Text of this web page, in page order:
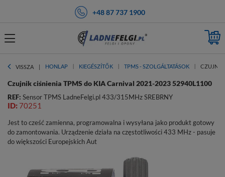
+48 87 737 1900
VISSZA HONLAP KIEGÉSZÍTŐK TPMS - SZOLGÁLTATÁSOK CZUJNIK
Czujnik ciśnienia TPMS do KIA Carnival 2021-2023 52940L1100
REF: Sensor TPMS LadneFelgi.pl 433/315MHz SREBRNY
ID: 70251
Jest to cześć zamienna, programowalna i wysyłana jako produkt gotowy
do zamontowania. Urządzenie działa na częstotliwości 433 MHz - pasuje
do większości Europejskich Aut